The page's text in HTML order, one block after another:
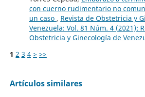
con cuerno rudimentario no
un caso , Revista de Obstetricia y
Venezuela: Vol. 81 Núm. 4 (2021):
Obstetricia y Ginecología de
1 2 3 4 > >>
Artículos similares